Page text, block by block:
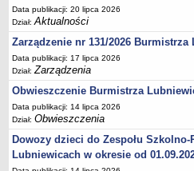
Składy Komisji
Terminy posiedzeń Komisji
Plan pracy Komisji Rewizyjnej
Plan pracy pozostałych Komisji
Oświadczenia majątkowe
Interpelacje radnych wraz z
Zapytania radnych wraz z
Apele
Data publikacji: 20 lipca 2026
Dział:Aktualności
Zarządzenie nr 131/2026 Burmistrza
Data publikacji: 17 lipca 2026
Dział:Zarządzenia
Obwieszczenie Burmistrza
Data publikacji: 14 lipca 2026
Dział:Obwieszczenia
Dowozy dzieci do Zespołu
Lubniewicach w okresie od